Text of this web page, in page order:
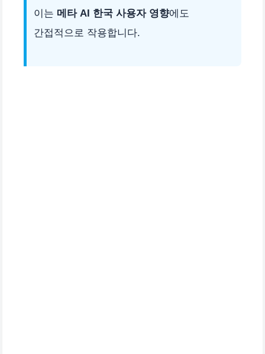
이는 메타 AI 한국 사용자 영향에도
간접적으로 작용합니다.